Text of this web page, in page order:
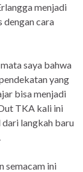
menjadi
dengan cara
saya bahwa
yang
bisa menjadi
TKA kali ini
dari langkah baru
semacam ini